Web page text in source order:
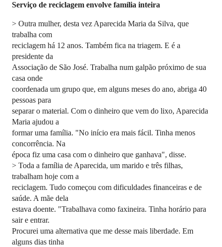
Serviço de reciclagem envolve família inteira
> Outra mulher, desta vez Aparecida Maria da Silva, que
trabalha com
reciclagem há 12 anos. Também fica na triagem. E é a
presidente da
Associação de São José. Trabalha num galpão próximo de sua
casa onde
coordenada um grupo que, em alguns meses do ano, abriga 40
pessoas para
separar o material. Com o dinheiro que vem do lixo, Aparecida
Maria ajudou a
formar uma família. "No início era mais fácil. Tinha menos
concorrência. Na
época fiz uma casa com o dinheiro que ganhava", disse.
> Toda a família de Aparecida, um marido e três filhas,
trabalham hoje com a
reciclagem. Tudo começou com dificuldades financeiras e de
saúde. A mãe dela
estava doente. "Trabalhava como faxineira. Tinha horário para
sair e entrar.
Procurei uma alternativa que me desse mais liberdade. Em
alguns dias tinha